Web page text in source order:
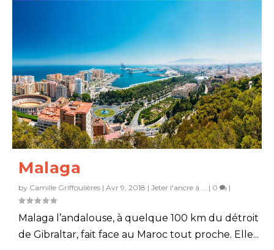
Malaga
by Camille Griffoulières | Avr 9, 2018 | Jeter l'ancre à ... | 0 |
Malaga l’andalouse, à quelque 100 km du détroit
de Gibraltar, fait face au Maroc tout proche. Elle...